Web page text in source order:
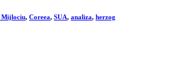
Mijlociu, Coreea, SUA, analiza, herzog